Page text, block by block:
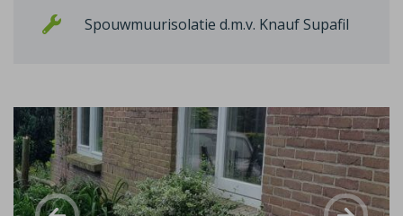
Spouwmuurisolatie d.m.v. Knauf Supafil